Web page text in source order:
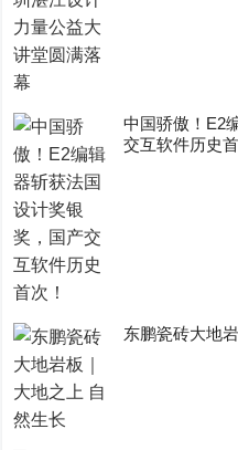
中国骄傲！E2
交互软件历史首
东鹏瓷砖大地